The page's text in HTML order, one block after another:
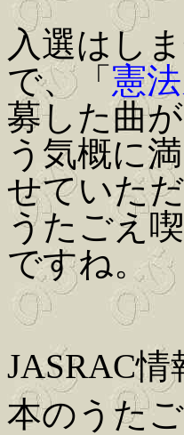
入選はし
で、「 憲
募した曲
う気概に
せていた
うたごえ
ですね。
JASRAC
本のうた